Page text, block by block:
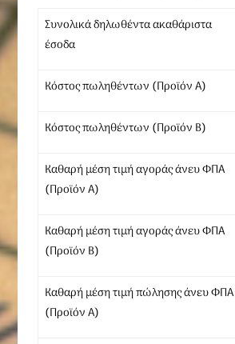
Συνολικά δηλωθέντα ακαθάριστα
έσοδα
Κόστος πωληθέντων (Προϊόν Α)
Κόστος πωληθέντων (Προϊόν Β)
Καθαρή μέση τιμή αγοράς άνευ ΦΠΑ
(Προϊόν Α)
Καθαρή μέση τιμή αγοράς άνευ ΦΠΑ
(Προϊόν Β)
Καθαρή μέση τιμή πώλησης άνευ ΦΠΑ
(Προϊόν Α)